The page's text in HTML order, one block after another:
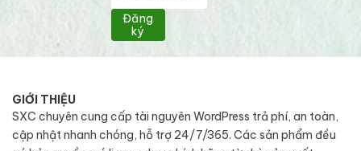
Đăng
ký
GIỚI THIỆU
SXC chuyên cung cấp tài nguyên WordPress trả phí, an toàn,
cập nhật nhanh chóng, hỗ trợ 24/7/365. Các sản phẩm đều